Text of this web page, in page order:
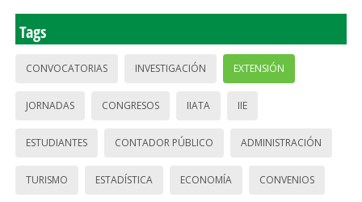
Tags
CONVOCATORIAS INVESTIGACIÓN EXTENSIÓN
JORNADAS CONGRESOS IIATA IIE
ESTUDIANTES CONTADOR PÚBLICO ADMINISTRACIÓN
TURISMO ESTADÍSTICA ECONOMÍA CONVENIOS